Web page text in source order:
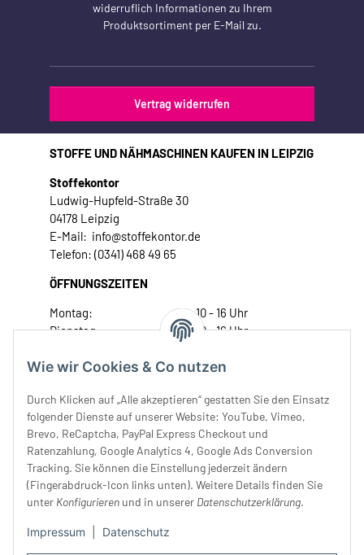
Wie wir Cookies & Co nutzen
Durch Klicken auf „Alle akzeptieren“ gestatten Sie den Einsatz
folgender Dienste auf unserer Website: YouTube, Vimeo,
Brevo, ReCaptcha, PayPal Express Checkout und
Ratenzahlung, Google Analytics 4, Google Ads Conversion
Tracking. Sie können die Einstellung jederzeit ändern
(Fingerabdruck-Icon links unten). Weitere Details finden Sie
unter Konfigurieren und in unserer Datenschutzerklärung.
Impressum Datenschutz
widerruflich Informationen zu Ihrem
Produktsortiment per E-Mail zu.
Vertrag widerrufen
STOFFE UND NÄHMASCHINEN KAUFEN IN LEIPZIG
Stoffekontor
Ludwig-Hupfeld-Straße 30
04178 Leipzig
E-Mail: info@stoffekontor.de
Telefon: (0341) 468 49 65
ÖFFNUNGSZEITEN
Montag:
10 - 16 Uhr
Dienstag:
10 - 16 Uhr
Donnerstag:
10 - 18 Uhr
Samstag:
10 - 14 Uhr
Unser Service
Rechtliches